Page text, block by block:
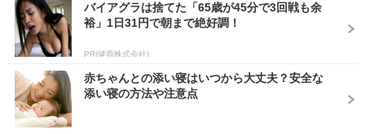
バイアグラは捨てた「65歳が45分で3回戦も余
裕」1日31円で朝まで絶好調！
PR(健商株式会社)
赤ちゃんとの添い寝はいつから大丈夫？安全な
添い寝の方法や注意点